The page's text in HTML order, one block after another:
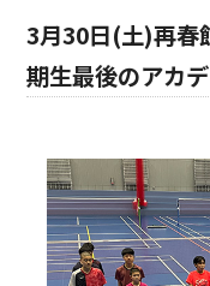
3月30日(土)再春
期生最後のアカ
プロジェクトについ
寄付・支援する
お問い合わせ